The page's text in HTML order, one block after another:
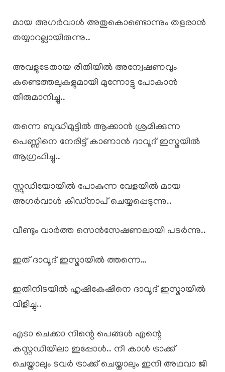
മായ അഗർവാൾ അതുകൊണ്ടൊന്നും തളരാൻ
തയ്യാറല്ലായിരുന്നു..
അവളുടേതായ രീതിയിൽ അന്വേഷണവും
കണ്ടെത്തലുകളുമായി മുന്നോട്ടു പോകാൻ
തീരുമാനിച്ചു..
തന്നെ ബുദ്ധിമുട്ടിൽ ആക്കാൻ ശ്രമിക്കുന്ന
പെണ്ണിനെ നേരിട്ട് കാണാൻ ദാവൂദ് ഇസ്മയിൽ
ആഗ്രഹിച്ചു..
സ്റ്റുഡിയോയിൽ പോകുന്ന വേളയിൽ മായ
അഗർവാൾ കിഡ്നാപ് ചെയ്യപ്പെടുന്നു..
വീണ്ടും വാർത്ത സെൻസേഷണലായി പടർന്നു..
ഇത് ദാവൂദ് ഇസ്മായിൽ ത്തന്നെ…
ഇതിനിടയിൽ ഹൃഷികേഷിനെ ദാവൂദ് ഇസ്മായിൽ
വിളിച്ചു..
എടാ ചെക്കാ നിന്റെ പെങ്ങൾ എന്റെ
കസ്റ്റഡിയിലാ ഇപ്പോൾ.. നീ കാൾ ട്രാക്ക്
ചെയ്താലും ടവർ ട്രാക്ക് ചെയ്താലും ഇനി അഥവാ ജി